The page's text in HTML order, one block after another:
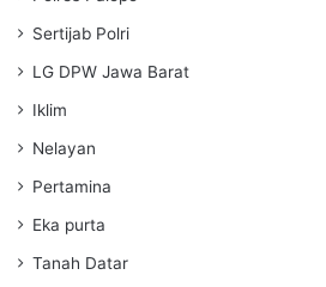
Sertijab Polri
LG DPW Jawa Barat
Iklim
Nelayan
Pertamina
Eka purta
Tanah Datar